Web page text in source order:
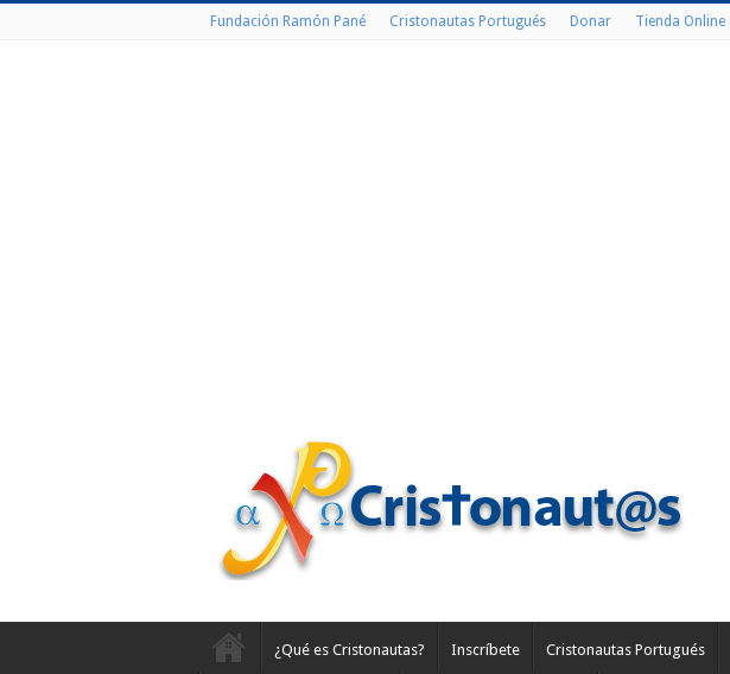
Fundación Ramón Pané Cristonautas Portugués Donar Tienda Online
¿Qué es Cristonautas? Inscríbete Cristonautas Portugués